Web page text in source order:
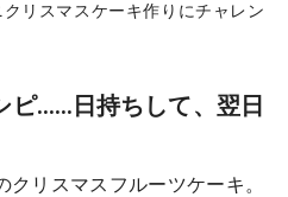
リスマスケーキ作りにチャレン
ピ……日持ちして、翌日
リスマスフルーツケーキ。